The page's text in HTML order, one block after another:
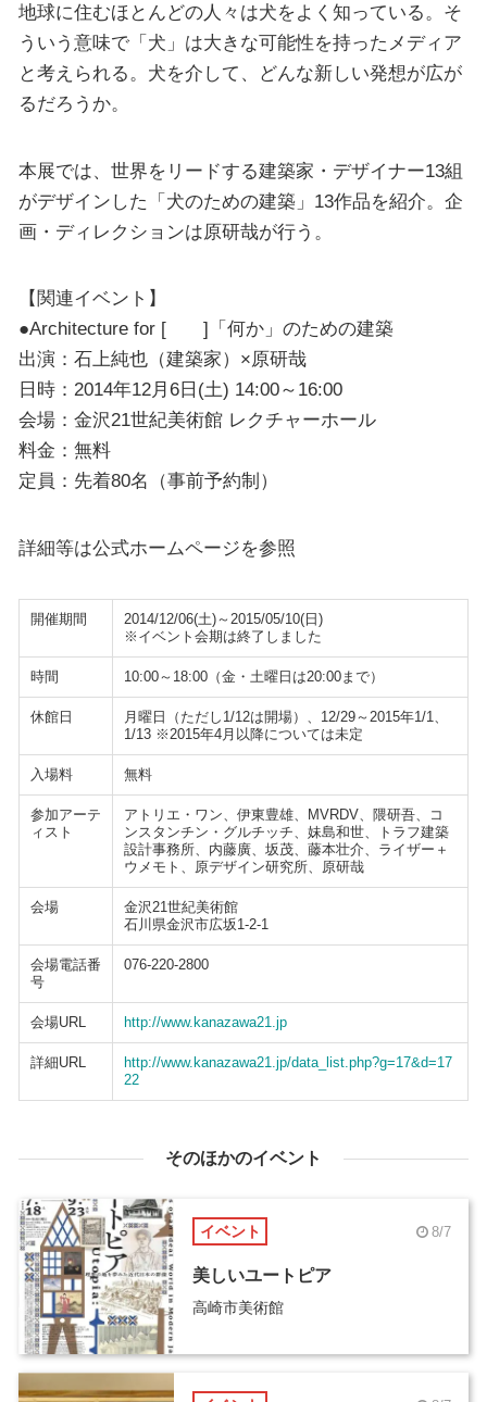
地球に住むほとんどの人々は犬をよく知っている。そ
ういう意味で「犬」は大きな可能性を持ったメディア
と考えられる。犬を介して、どんな新しい発想が広が
るだろうか。
本展では、世界をリードする建築家・デザイナー13組
がデザインした「犬のための建築」13作品を紹介。企
画・ディレクションは原研哉が行う。
【関連イベント】
●Architecture for [ ]「何か」のための建築
出演：石上純也（建築家）×原研哉
日時：2014年12月6日(土) 14:00～16:00
会場：金沢21世紀美術館 レクチャーホール
料金：無料
定員：先着80名（事前予約制）
詳細等は公式ホームページを参照
開催期間
2014/12/06(土)～2015/05/10(日)
※イベント会期は終了しました
時間 10:00～18:00（金・土曜日は20:00まで）
休館日
月曜日（ただし1/12は開場）、12/29～2015年1/1、
1/13 ※2015年4月以降については未定
入場料 無料
参加アーテ
ィスト
アトリエ・ワン、伊東豊雄、MVRDV、隈研吾、コ
ンスタンチン・グルチッチ、妹島和世、トラフ建築
設計事務所、内藤廣、坂茂、藤本壮介、ライザー＋
ウメモト、原デザイン研究所、原研哉
会場
金沢21世紀美術館
石川県金沢市広坂1-2-1
会場電話番
号
076-220-2800
会場URL http://www.kanazawa21.jp
詳細URL
http://www.kanazawa21.jp/data_list.php?g=17&d=17
22
そのほかのイベント
イベント 8/7
美しいユートピア
高崎市美術館